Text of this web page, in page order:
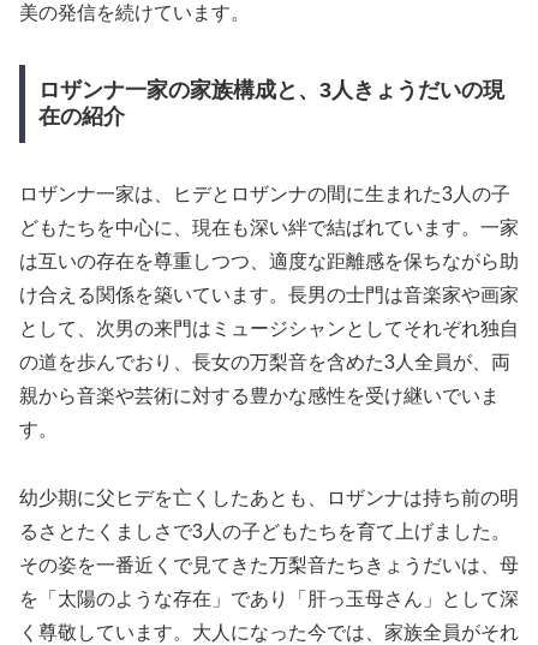
美の発信を続けています。
ロザンナ一家の家族構成と、3人きょうだいの現
在の紹介
ロザンナ一家は、ヒデとロザンナの間に生まれた3人の子
どもたちを中心に、現在も深い絆で結ばれています。一家
は互いの存在を尊重しつつ、適度な距離感を保ちながら助
け合える関係を築いています。長男の士門は音楽家や画家
として、次男の来門はミュージシャンとしてそれぞれ独自
の道を歩んでおり、長女の万梨音を含めた3人全員が、両
親から音楽や芸術に対する豊かな感性を受け継いでいま
す。
幼少期に父ヒデを亡くしたあとも、ロザンナは持ち前の明
るさとたくましさで3人の子どもたちを育て上げました。
その姿を一番近くで見てきた万梨音たちきょうだいは、母
を「太陽のような存在」であり「肝っ玉母さん」として深
く尊敬しています。大人になった今では、家族全員がそれ